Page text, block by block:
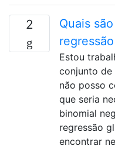
2
Quais
Estou
conjunto
não posso
que seria
binomial
regressão
encontrar